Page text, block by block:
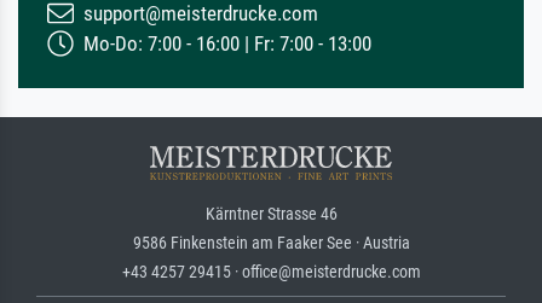
support@meisterdrucke.com
Mo-Do: 7:00 - 16:00 | Fr: 7:00 - 13:00
Kärntner Strasse 46
9586 Finkenstein am Faaker See · Austria
+43 4257 29415 · office@meisterdrucke.com